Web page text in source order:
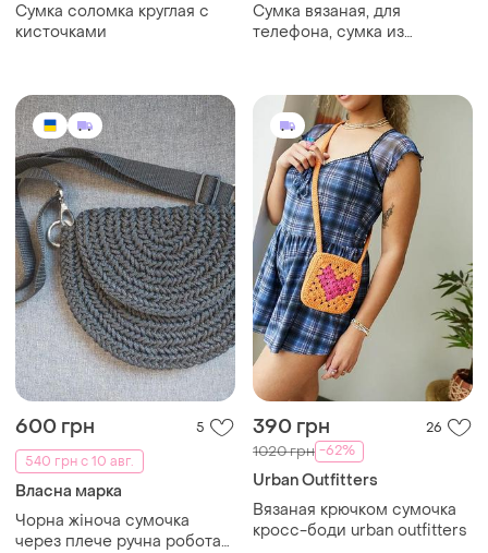
Сумка соломка круглая с
кисточками
Сумка вязаная, для
телефона, сумка из
600 грн
5
540 грн с 10 авг.
Власна марка
Чорна жіноча сумочка
через плече ручна робота
390 грн 26
1020 грн -62%
Urban Outfitters
Вязаная крючком сумочка
кросс-боди urban outfitters